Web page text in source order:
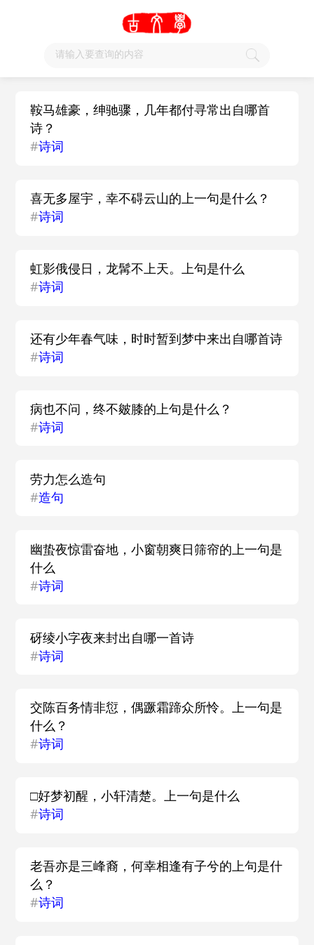
鞍马雄豪，绅驰骤，几年都付寻常出自哪首
诗？
#诗词
喜无多屋宇，幸不碍云山的上一句是什么？
#诗词
虹影俄侵日，龙髯不上天。上句是什么
#诗词
还有少年春气味，时时暂到梦中来出自哪首诗
#诗词
病也不问，终不皴膝的上句是什么？
#诗词
劳力怎么造句
#造句
幽蛰夜惊雷奋地，小窗朝爽日筛帘的上一句是
什么
#诗词
砑绫小字夜来封出自哪一首诗
#诗词
交陈百务情非愆，偶蹶霜蹄众所怜。上一句是
什么？
#诗词
□好梦初醒，小轩清楚。上一句是什么
#诗词
老吾亦是三峰裔，何幸相逢有子兮的上句是什
么？
#诗词